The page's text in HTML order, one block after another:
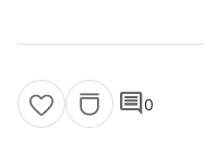
comment0